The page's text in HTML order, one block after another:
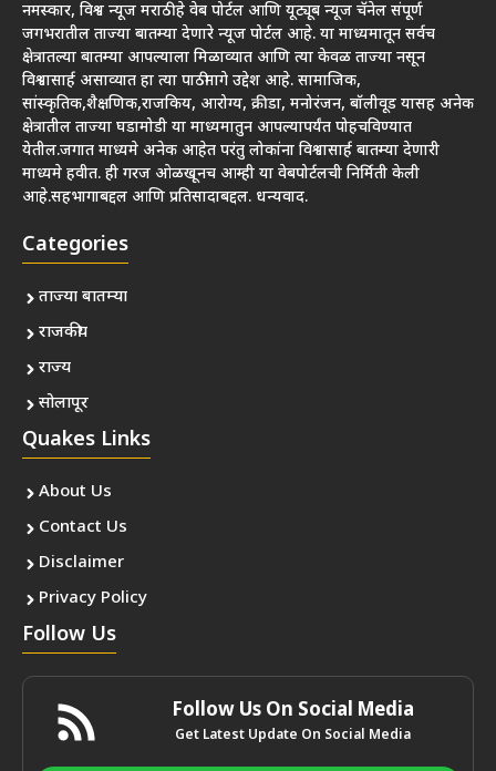
नमस्कार, विश्व न्यूज मराठी हे वेब पोर्टल आणि यूट्यूब न्यूज चॅनेल संपूर्ण
जगभरातील ताज्या बातम्या देणारे न्यूज पोर्टल आहे. या माध्यमातून सर्वच
क्षेत्रातल्या बातम्या आपल्याला मिळाव्यात आणि त्या केवळ ताज्या नसून
विश्वासार्ह असाव्यात हा त्या पाठीमागे उद्देश आहे. सामाजिक,
सांस्कृतिक,शैक्षणिक,राजकिय, आरोग्य, क्रीडा, मनोरंजन, बॉलीवूड यासह अनेक
क्षेत्रातील ताज्या घडामोडी या माध्यमातुन आपल्यापर्यंत पोहचविण्यात
येतील.जगात माध्यमे अनेक आहेत परंतु लोकांना विश्वासार्ह बातम्या देणारी
माध्यमे हवीत. ही गरज ओळखूनच आम्ही या वेबपोर्टलची निर्मिती केली
आहे.सहभागाबद्दल आणि प्रतिसादाबद्दल. धन्यवाद.
Categories
ताज्या बातम्या
राजकीय
राज्य
सोलापूर
Quakes Links
About Us
Contact Us
Disclaimer
Privacy Policy
Follow Us
Follow Us On Social Media
Get Latest Update On Social Media